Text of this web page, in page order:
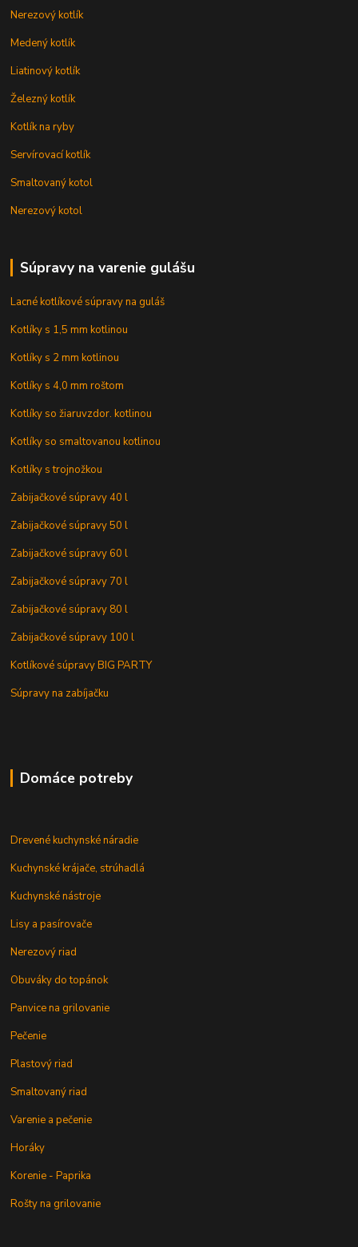
Nerezový kotlík
Medený kotlík
Liatinový kotlík
Železný kotlík
Kotlík na ryby
Servírovací kotlík
Smaltovaný kotol
Nerezový kotol
Súpravy na varenie gulášu
Lacné kotlíkové súpravy na guláš
Kotlíky s 1,5 mm kotlinou
Kotlíky s 2 mm kotlinou
Kotlíky s 4,0 mm roštom
Kotlíky so žiaruvzdor. kotlinou
Kotlíky so smaltovanou kotlinou
Kotlíky s trojnožkou
Zabijačkové súpravy 40 l
Zabijačkové súpravy 50 l
Zabijačkové súpravy 60 l
Zabijačkové súpravy 70 l
Zabijačkové súpravy 80 l
Zabijačkové súpravy 100 l
Kotlíkové súpravy BIG PARTY
Súpravy na zabíjačku
Domáce potreby
Drevené kuchynské náradie
Kuchynské krájače, strúhadlá
Kuchynské nástroje
Lisy a pasírovače
Nerezový riad
Obuváky do topánok
Panvice na grilovanie
Pečenie
Plastový riad
Smaltovaný riad
Varenie a pečenie
Horáky
Korenie - Paprika
Rošty na grilovanie